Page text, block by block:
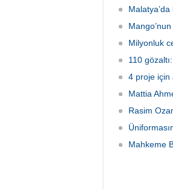
Milyonluk
110
4 proje için
Mattia
Rasim
Mahkeme